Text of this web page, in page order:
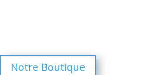
Notre Boutique